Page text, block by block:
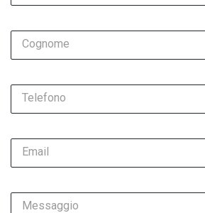
Cognome
Telefono
Email
Messaggio